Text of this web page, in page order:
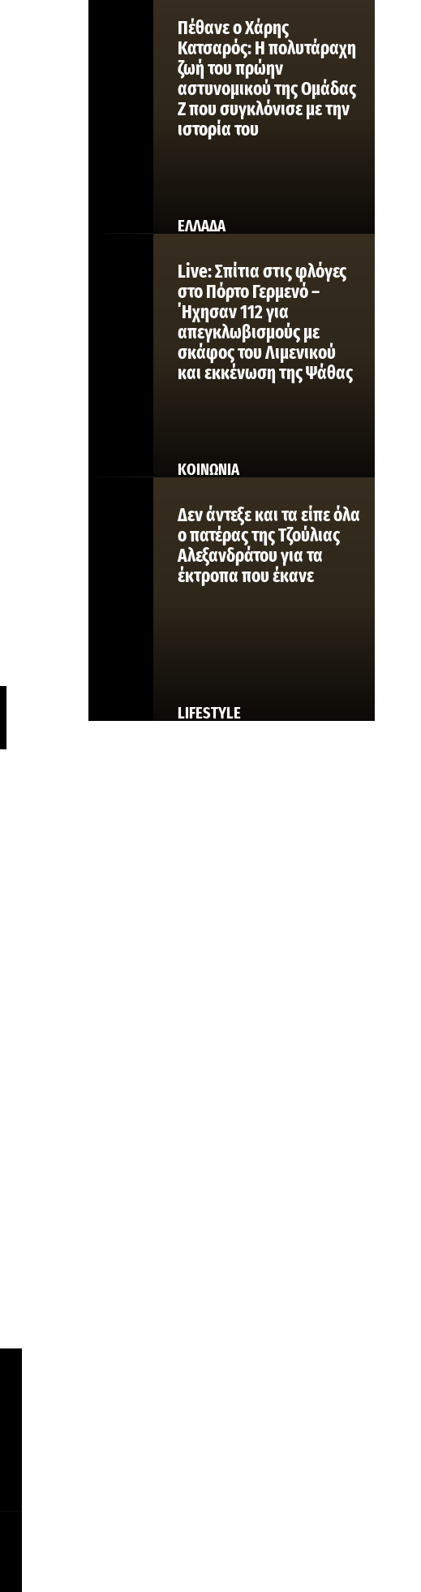
ΕΛΛΑΔΑ
Πέθανε ο Χάρης
Κατσαρός: Η πολυτάραχη
ζωή του πρώην
αστυνομικού της Ομάδας
Ζ που συγκλόνισε με την
ιστορία του
ΚΟΙΝΩΝΙΑ
Live: Σπίτια στις φλόγες
στο Πόρτο Γερμενό –
΄Ηχησαν 112 για
απεγκλωβισμούς με
σκάφος του Λιμενικού
και εκκένωση της Ψάθας
LIFESTYLE
Δεν άντεξε και τα είπε όλα
ο πατέρας της Τζούλιας
Αλεξανδράτου για τα
έκτροπα που έκανε